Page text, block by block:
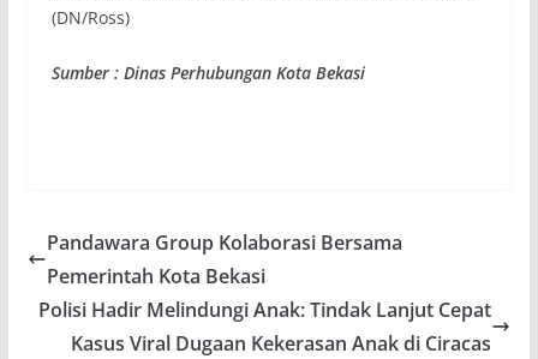
(DN/Ross)
Sumber : Dinas Perhubungan Kota Bekasi
Pandawara Group Kolaborasi Bersama
Pemerintah Kota Bekasi
Polisi Hadir Melindungi Anak: Tindak Lanjut Cepat
Kasus Viral Dugaan Kekerasan Anak di Ciracas